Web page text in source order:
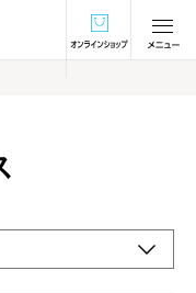
オンラインショ